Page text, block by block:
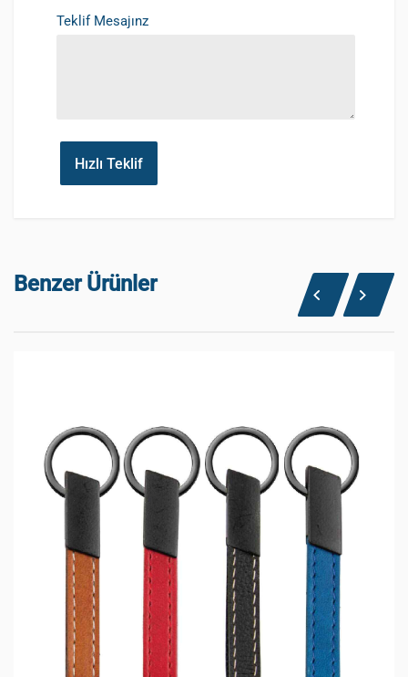
Teklif Mesajınz
Hızlı Teklif
Benzer Ürünler